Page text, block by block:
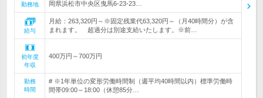
勤務地
岡県浜松市中央区曳馬6-23-23…
給与
月給：263,320円～※固定残業代63,320円～（月40時間分）が含
まれます。 超過分は別途支給いたします。※前…
初年度
年収
400万円～700万円
勤務
時間
# ※1年単位の変形労働時間制（週平均40時間以内）標準労働時
間帯09:00～18:00（休憩85分…